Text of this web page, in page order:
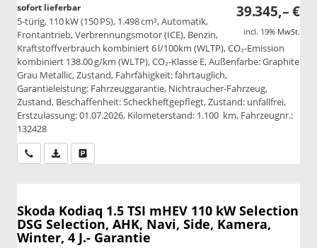
39.345,– €
incl. 19% MwSt.
sofort lieferbar
5-türig, 110 kW (150 PS), 1.498 cm³, Automatik,
Frontantrieb, Verbrennungsmotor (ICE), Benzin,
Kraftstoffverbrauch kombiniert 6 l/100km (WLTP), CO₂-Emission
kombiniert 138.00 g/km (WLTP), CO₂-Klasse E, Außenfarbe: Graphite
Grau Metallic, Zustand, Fahrfähigkeit: fahrtauglich,
Garantieleistung: Fahrzeuggarantie, Nichtraucher-Fahrzeug,
Zustand, Beschaffenheit: Scheckheftgepflegt, Zustand: unfallfrei,
Erstzulassung: 01.07.2026, Kilometerstand: 1.100 km, Fahrzeugnr.:
132428
Wir rufen Sie anPDF-Datei, Fahrzeugexposé drucken
Skoda Kodiaq 1.5 TSI mHEV 110 kW Selection
DSG Selection, AHK, Navi, Side, Kamera,
Winter, 4 J.- Garantie